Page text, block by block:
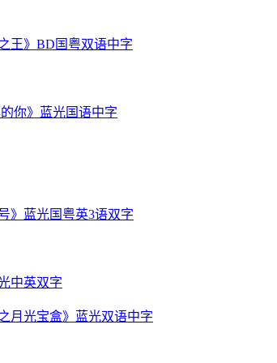
王》BD国粤双语中字
你》蓝光国语中字
》蓝光国粤英3语双字
中英双字
月光宝盒》蓝光双语中字